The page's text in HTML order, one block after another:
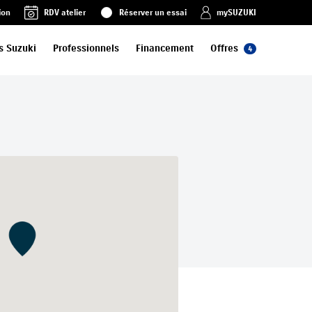
RDV atelier Réserver un essai mySUZUKI
Suzuki Professionnels Financement Offres 4